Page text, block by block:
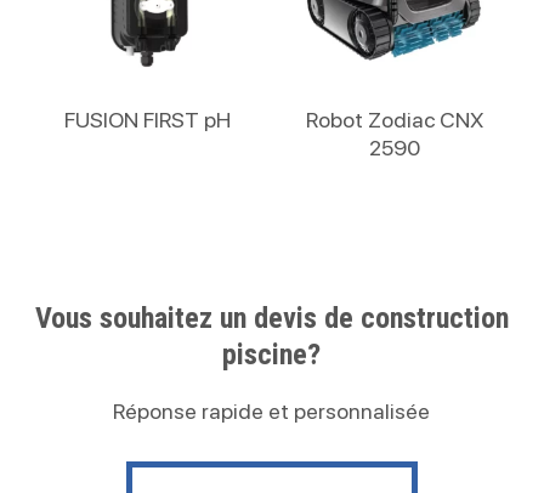
FUSION FIRST pH
Robot Zodiac CNX
2590
Vous souhaitez un devis de construction
piscine?
Réponse rapide et personnalisée
Contactez nous